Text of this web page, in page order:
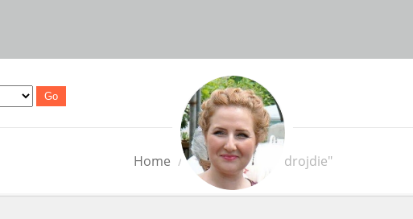
Go
Home Posts Tagged "drojdie"